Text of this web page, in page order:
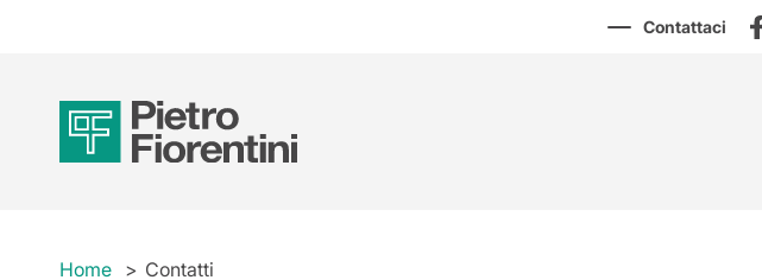
Contattaci
Home Contatti